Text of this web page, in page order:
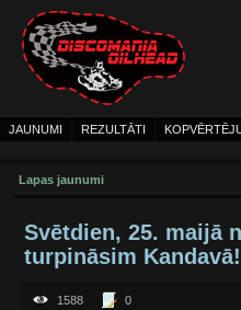
JAUNUMI REZULTĀTI
Lapas jaunumi
Svētdien, 25. maijā
turpināsim Kandavā!
1588 0